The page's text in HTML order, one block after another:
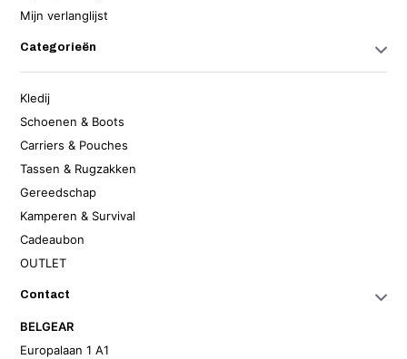
Mijn verlanglijst
Categorieën
Kledij
Schoenen & Boots
Carriers & Pouches
Tassen & Rugzakken
Gereedschap
Kamperen & Survival
Cadeaubon
OUTLET
Contact
BELGEAR
Europalaan 1 A1